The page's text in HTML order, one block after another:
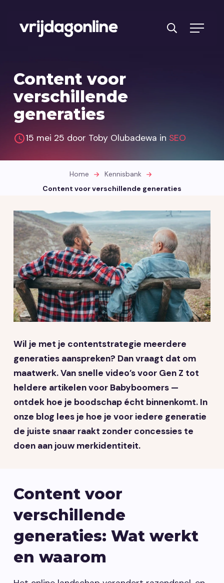
PRFT® werkwijze
Cases
Kennisbank
Vacatures
Contact opnemen
Content voor
verschillende
generaties
15 mei 25 door Toby Olubadewa in SEO
Home
Kennisbank
Content voor verschillende generaties
Wil je met je contentstrategie meerdere
generaties aanspreken? Dan vraagt dat om
maatwerk. Van snelle video’s voor Gen Z tot
heldere artikelen voor Babyboomers —
ontdek hoe je boodschap écht binnenkomt. In
onze blog lees je hoe je voor iedere generatie
de juiste snaar raakt zonder concessies te
doen aan jouw merkidentiteit.
Content voor
verschillende
generaties: Wat werkt
en waarom